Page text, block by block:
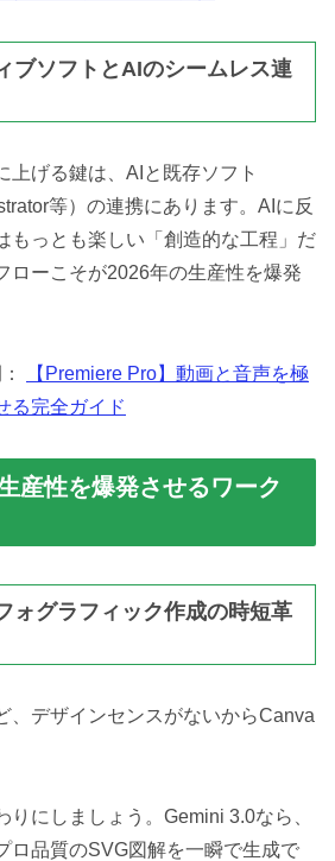
ブソフトとAIのシームレス連
上げる鍵は、AIと既存ソフト
等）の連携にあります。AIに反
もっとも楽しい「創造的な工程」だ
ローこそが2026年の生産性を爆発
【Premiere Pro】動画と音声を極
る完全ガイド
産性を爆発させるワーク
ォグラフィック作成の時短革
、デザインセンスがないからCanva
りにしましょう。Gemini 3.0なら、
ロ品質のSVG図解を一瞬で生成で